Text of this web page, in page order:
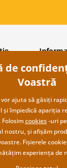
de plată
Despre
Contacte
de
Voastră
ajuta să găsiți
și împiedică apariția
cookies-uri
nostru, și afișăm
Fișierele
experiența de